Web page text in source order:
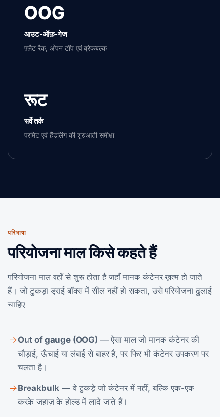
OOG
आउट-ऑफ़-गेज
फ़्लैट रैक, ओपन टॉप एवं ब्रेकबल्क
रूट
सर्वे तर्क
परमिट एवं हैंडलिंग की शुरुआती समीक्षा
परिभाषा
परियोजना माल किसे कहते हैं
परियोजना माल वहाँ से शुरू होता है जहाँ मानक कंटेनर ख़त्म हो जाते
हैं। जो टुकड़ा ड्राई बॉक्स में सील नहीं हो सकता, उसे परियोजना ढुलाई
चाहिए।
Out of gauge (OOG) — ऐसा माल जो मानक कंटेनर की
चौड़ाई, ऊँचाई या लंबाई से बाहर है, पर फिर भी कंटेनर उपकरण पर
चलता है।
Breakbulk — वे टुकड़े जो कंटेनर में नहीं, बल्कि एक-एक
करके जहाज़ के होल्ड में लादे जाते हैं।